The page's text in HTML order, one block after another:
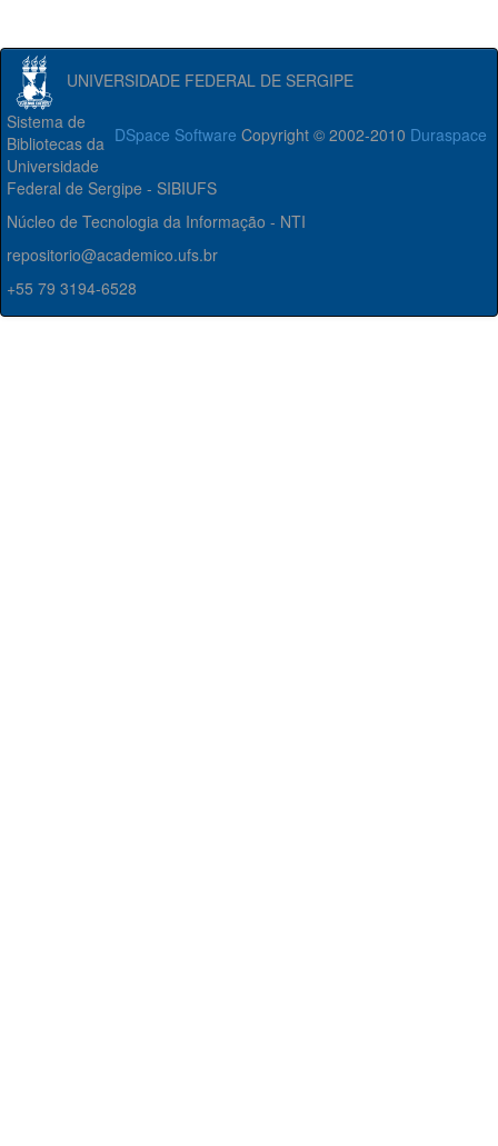
UNIVERSIDADE FEDERAL DE SERGIPE
DSpace Software Copyright © 2002-2010 Duraspace
Sistema de
Bibliotecas da
Universidade
Federal de Sergipe - SIBIUFS
Núcleo de Tecnologia da Informação - NTI
repositorio@academico.ufs.br
+55 79 3194-6528